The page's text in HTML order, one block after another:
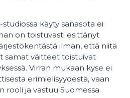
käyty sanasota ei
on toistuvasti esittänyt
ilman, että niitä
samat väitteet toistuivat
Virran mukaan kyse ei
erimielisyydestä, vaan
rooli ja vastuu Suomessa.